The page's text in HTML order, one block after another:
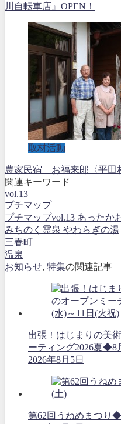
川自転車店』OPEN！
取材活動
農家民宿 お福来郎〈平田
関連キーワード
vol.13
プチマップ
プチマップvol.13 あったか
みちのく霊泉 やわらぎの湯
三春町
温泉
お知らせ, 特集の関連記事
出張！はじまりの美
ーティング2026夏◆8
2026年8月5日
第62回うねめまつり